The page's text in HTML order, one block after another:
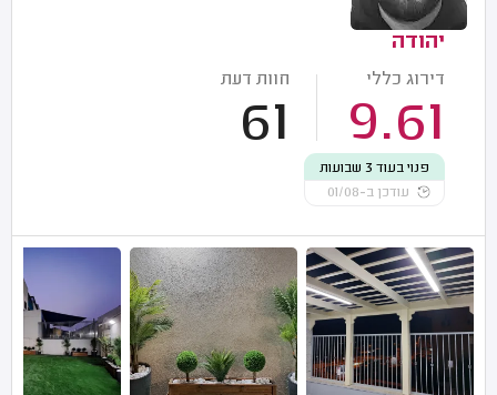
יהודה
דירוג כללי
9.61
חוות דעת
61
פנוי בעוד 3 שבועות
עודכן ב-01/08